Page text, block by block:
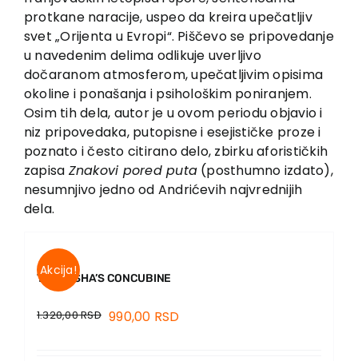
protkane naracije, uspeo da kreira upečatljiv
svet „Orijenta u Evropi“. Piščevo se pripovedanje
u navedenim delima odlikuje uverljivo
dočaranom atmosferom, upečatljivim opisima
okoline i ponašanja i psihološkim poniranjem.
Osim tih dela, autor je u ovom periodu objavio i
niz pripovedaka, putopisne i esejističke proze i
poznato i često citirano delo, zbirku aforističkih
zapisa Znakovi pored puta (posthumno izdato),
nesumnjivo jedno od Andrićevih najvrednijih
dela.
Akcija!
THE PASHA’S CONCUBINE
1.320,00RSD 990,00 RSD